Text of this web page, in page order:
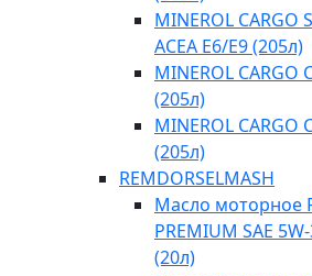
MINEROL CARGO
ACEA E6/E9 (205л)
MINEROL CARGO
(205л)
MINEROL CARGO
(205л)
REMDORSELMASH
Масло моторное
PREMIUM SAE
(20л)